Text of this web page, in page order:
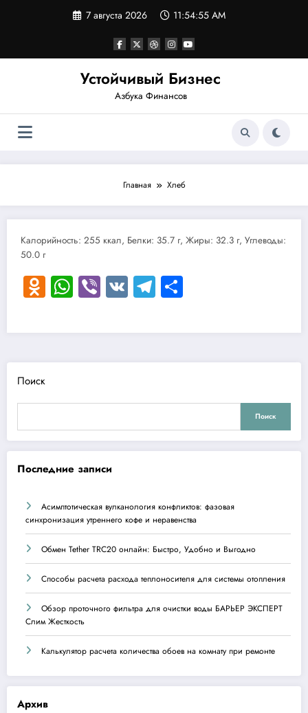
7 августа 2026 11:54:55 AM
Устойчивый Бизнес
Азбука Финансов
Главная Хлеб
Калорийность: 255 ккал, Белки: 35.7 г, Жиры: 32.3 г, Углеводы:
50.0 г
Odnoklassniki
WhatsApp
Viber
VKTelegram
Поиск
Поиск
Последние записи
Асимптотическая вулканология конфликтов: фазовая
синхронизация утреннего кофе и неравенства
Обмен Tether TRC20 онлайн: Быстро, Удобно и Выгодно
Способы расчета расхода теплоносителя для системы отопления
Обзор проточного фильтра для очистки воды БАРЬЕР ЭКСПЕРТ
Слим Жесткость
Калькулятор расчета количества обоев на комнату при ремонте
Архив